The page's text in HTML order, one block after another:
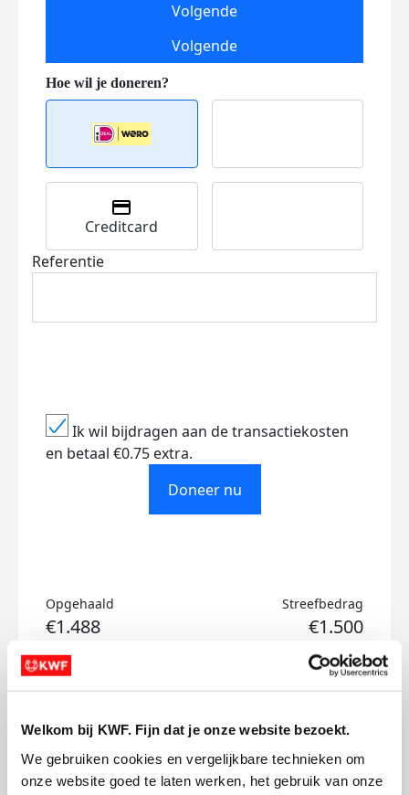
Welkom bij KWF. Fijn dat je onze website bezoekt.
We gebruiken cookies en vergelijkbare technieken om
onze website goed te laten werken, het gebruik van onze
Volgende
Volgende
Creditcard
Referentie
Ik wil bijdragen aan de transactiekosten
en betaal €0.75 extra.
Doneer nu
Opgehaald
€1.488
Streefbedrag
€1.500
Doneer
Splinter's badges